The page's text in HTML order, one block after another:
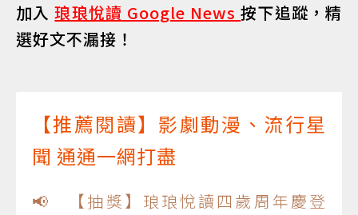
加入琅琅悅讀 Google News按下追蹤，精
選好文不漏接！
【推薦閱讀】影劇動漫、流行星
聞 通通一網打盡
📢 【抽獎】琅琅悅讀四歲周年慶登